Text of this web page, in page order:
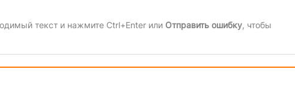
текст и нажмите Ctrl+Enter или Отправить ошибку, чтобы